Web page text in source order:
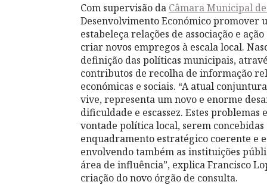
Com supervisão da Câmara Municipal
Desenvolvimento Económico
estabeleça relações de associação e
criar novos empregos à escala local.
definição das políticas municipais,
contributos de recolha de informação
económicas e sociais. “A atual
vive, representa um novo e enorme
dificuldade e escassez. Estes
vontade política local, serem
enquadramento estratégico coerente e
envolvendo também as instituições
área de influência”, explica Francisco
criação do novo órgão de consulta.